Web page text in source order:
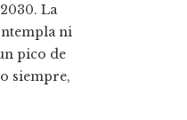
La
ni
pico de
siempre,